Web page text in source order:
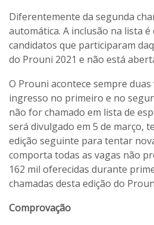
Diferentemente da segunda
automática. A inclusão na lista é
candidatos que participaram
do Prouni 2021 e não está
O Prouni acontece sempre
ingresso no primeiro e no
não for chamado em lista de
será divulgado em 5 de março,
edição seguinte para tentar
comporta todas as vagas não
162 mil oferecidas durante
chamadas desta edição do
Comprovação